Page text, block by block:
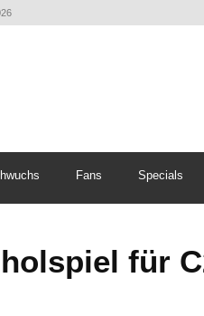
Fans Specials
für